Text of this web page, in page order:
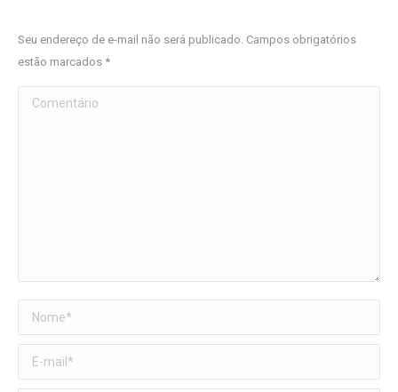
Seu endereço de e-mail não será publicado. Campos obrigatórios
estão marcados *
Comentário
Nome *
E-mail *